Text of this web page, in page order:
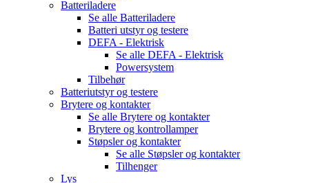
Batteriladere
Se alle Batteriladere
Batteri utstyr og testere
DEFA - Elektrisk
Se alle DEFA - Elektrisk
Powersystem
Tilbehør
Batteriutstyr og testere
Brytere og kontakter
Se alle Brytere og kontakter
Brytere og kontrollamper
Støpsler og kontakter
Se alle Støpsler og kontakter
Tilhenger
Lys